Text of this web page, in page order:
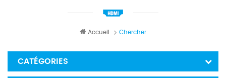
Accueil Chercher
CATÉGORIES